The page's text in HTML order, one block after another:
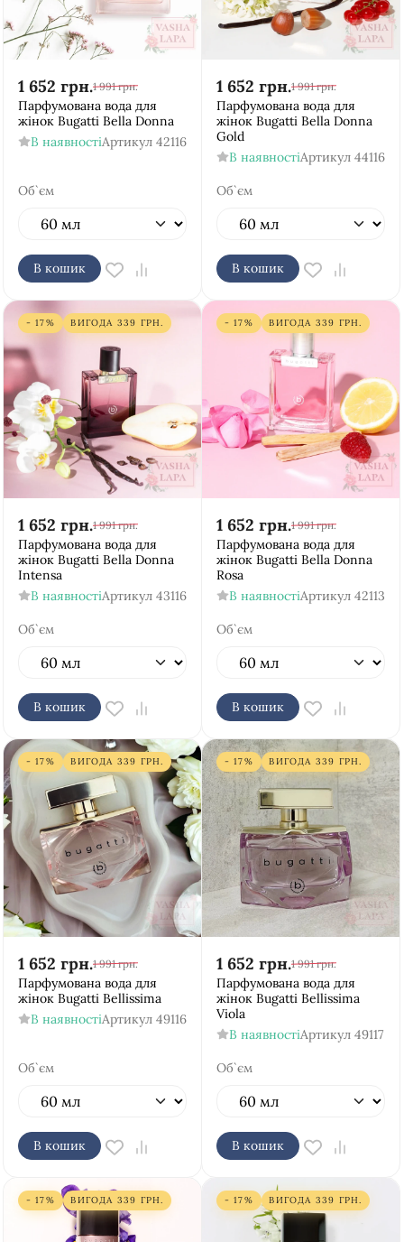
1 652 грн.1 991 грн.
Парфумована вода для
жінок Bugatti Bella Donna
В наявностіАртикул 42116
Об`єм
В кошик
1 652 грн.1 991 грн.
Парфумована вода для
жінок Bugatti Bella Donna
Gold
В наявностіАртикул 44116
Об`єм
В кошик
- 17% ВИГОДА 339 ГРН.
1 652 грн.1 991 грн.
Парфумована вода для
жінок Bugatti Bella Donna
Intensa
В наявностіАртикул 43116
Об`єм
В кошик
- 17% ВИГОДА 339 ГРН.
1 652 грн.1 991 грн.
Парфумована вода для
жінок Bugatti Bella Donna
Rosa
В наявностіАртикул 42113
Об`єм
В кошик
- 17% ВИГОДА 339 ГРН.
1 652 грн.1 991 грн.
Парфумована вода для
жінок Bugatti Bellissima
В наявностіАртикул 49116
Об`єм
В кошик
- 17% ВИГОДА 339 ГРН.
1 652 грн.1 991 грн.
Парфумована вода для
жінок Bugatti Bellissima
Viola
В наявностіАртикул 49117
Об`єм
В кошик
- 17% ВИГОДА 339 ГРН. - 17% ВИГОДА 339 ГРН.